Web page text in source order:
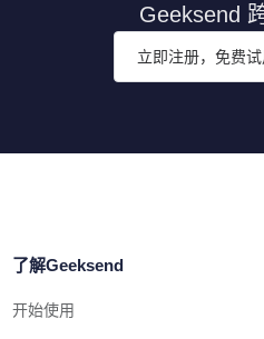
Geeksend
立即注册，免费试
了解Geeksend
开始使用